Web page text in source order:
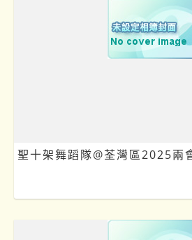
聖十架舞蹈隊@荃灣區2025兩